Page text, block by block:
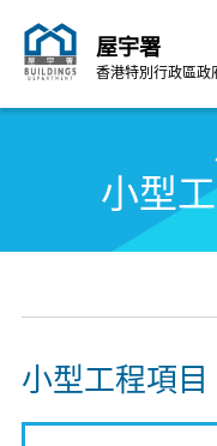
屋宇署
香港特別行政區政
小型
小型工程項